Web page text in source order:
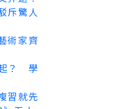
斥驚人
術家齊
？ 學
習就先